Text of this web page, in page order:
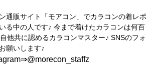
通販サイト「モアコン」でカラコンの着レポ
る中の人です♪ 今まで着けたカラコンは何百
他共に認めるカラコンマスター♪ SNSのフォ
願いします♪